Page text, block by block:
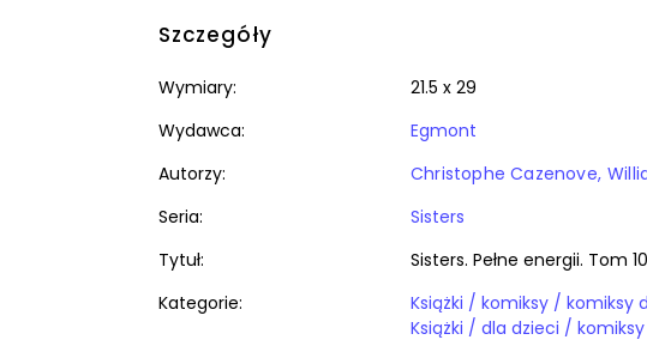
Szczegóły
Wymiary:
21.5 x 29
Wydawca:
Egmont
Autorzy:
Christophe Cazenove
Seria:
Sisters
Tytuł:
Sisters. Pełne energii. Tom 10
Kategorie:
Książki /
Książki / dla